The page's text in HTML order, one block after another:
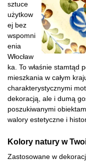
sztuce
użytkow
ej bez
wspomni
enia
Włocław
ka. To właśnie stamtąd
mieszkania w całym
charakterystycznymi
dekoracją, ale i dumą
poszukiwanymi
walory estetyczne i
Kolory natury w
Zastosowane w